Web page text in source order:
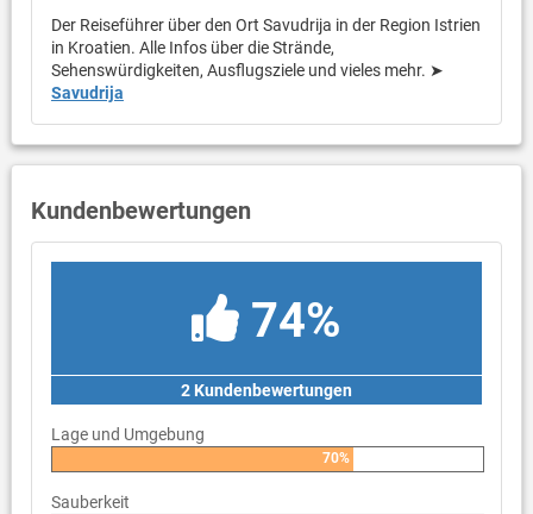
Der Reiseführer über den Ort Savudrija in der Region Istrien
in Kroatien. Alle Infos über die Strände,
Sehenswürdigkeiten, Ausflugsziele und vieles mehr. ➤
Savudrija
Kundenbewertungen
74%
2 Kundenbewertungen
Lage und Umgebung
70%
Sauberkeit